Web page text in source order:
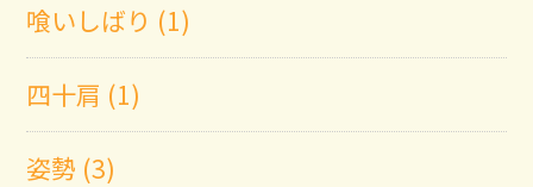
喰いしばり (1)
四十肩 (1)
姿勢 (3)